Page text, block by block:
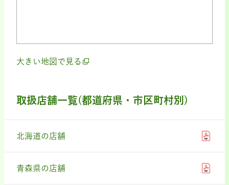
大きい地図で見る
取扱店舗一覧(都道府県・市区町村別)
北海道の店舗
青森県の店舗